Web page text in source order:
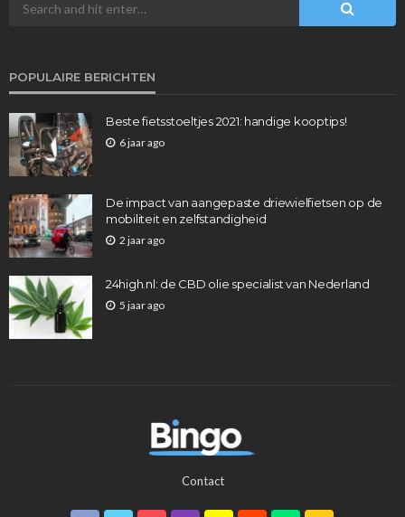
POPULAIRE BERICHTEN
Beste fietsstoeltjes 2021: handige kooptips!
6 jaar ago
De impact van aangepaste driewielfietsen op de
mobiliteit en zelfstandigheid
2 jaar ago
24high.nl: de CBD olie specialist van Nederland
5 jaar ago
Contact